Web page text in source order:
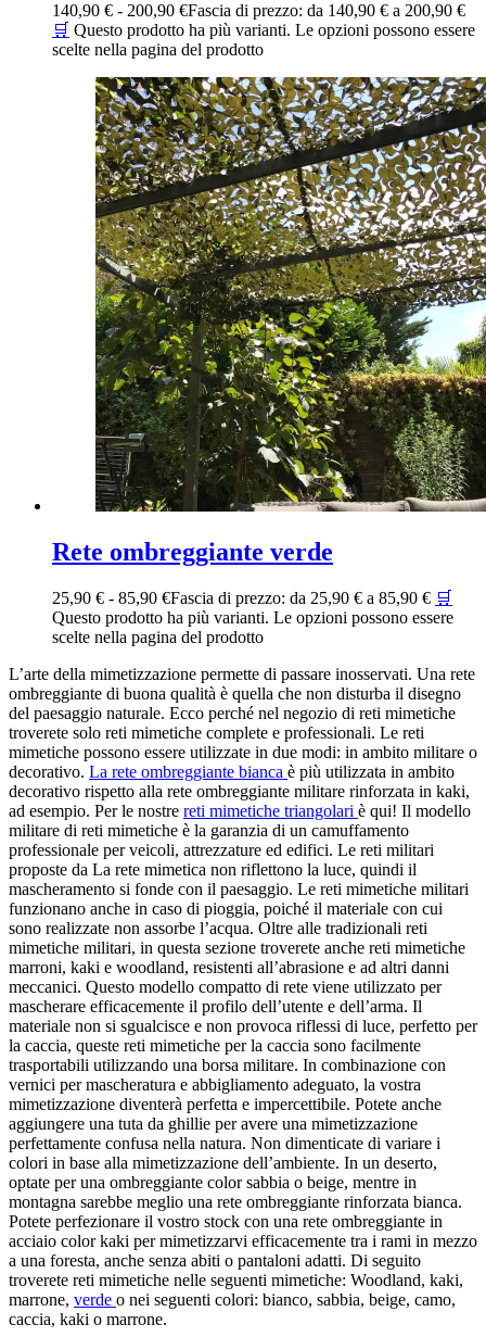
140,90 € - 200,90 €Fascia di prezzo: da 140,90 € a 200,90 €
🛒 Questo prodotto ha più varianti. Le opzioni possono essere
scelte nella pagina del prodotto
Rete ombreggiante verde
25,90 € - 85,90 €Fascia di prezzo: da 25,90 € a 85,90 € 🛒
Questo prodotto ha più varianti. Le opzioni possono essere
scelte nella pagina del prodotto
L’arte della mimetizzazione permette di passare inosservati. Una rete
ombreggiante di buona qualità è quella che non disturba il disegno
del paesaggio naturale. Ecco perché nel negozio di reti mimetiche
troverete solo reti mimetiche complete e professionali. Le reti
mimetiche possono essere utilizzate in due modi: in ambito militare o
decorativo. La rete ombreggiante bianca è più utilizzata in ambito
decorativo rispetto alla rete ombreggiante militare rinforzata in kaki,
ad esempio. Per le nostre reti mimetiche triangolari è qui! Il modello
militare di reti mimetiche è la garanzia di un camuffamento
professionale per veicoli, attrezzature ed edifici. Le reti militari
proposte da La rete mimetica non riflettono la luce, quindi il
mascheramento si fonde con il paesaggio. Le reti mimetiche militari
funzionano anche in caso di pioggia, poiché il materiale con cui
sono realizzate non assorbe l’acqua. Oltre alle tradizionali reti
mimetiche militari, in questa sezione troverete anche reti mimetiche
marroni, kaki e woodland, resistenti all’abrasione e ad altri danni
meccanici. Questo modello compatto di rete viene utilizzato per
mascherare efficacemente il profilo dell’utente e dell’arma. Il
materiale non si sgualcisce e non provoca riflessi di luce, perfetto per
la caccia, queste reti mimetiche per la caccia sono facilmente
trasportabili utilizzando una borsa militare. In combinazione con
vernici per mascheratura e abbigliamento adeguato, la vostra
mimetizzazione diventerà perfetta e impercettibile. Potete anche
aggiungere una tuta da ghillie per avere una mimetizzazione
perfettamente confusa nella natura. Non dimenticate di variare i
colori in base alla mimetizzazione dell’ambiente. In un deserto,
optate per una ombreggiante color sabbia o beige, mentre in
montagna sarebbe meglio una rete ombreggiante rinforzata bianca.
Potete perfezionare il vostro stock con una rete ombreggiante in
acciaio color kaki per mimetizzarvi efficacemente tra i rami in mezzo
a una foresta, anche senza abiti o pantaloni adatti. Di seguito
troverete reti mimetiche nelle seguenti mimetiche: Woodland, kaki,
marrone, verde o nei seguenti colori: bianco, sabbia, beige, camo,
caccia, kaki o marrone.